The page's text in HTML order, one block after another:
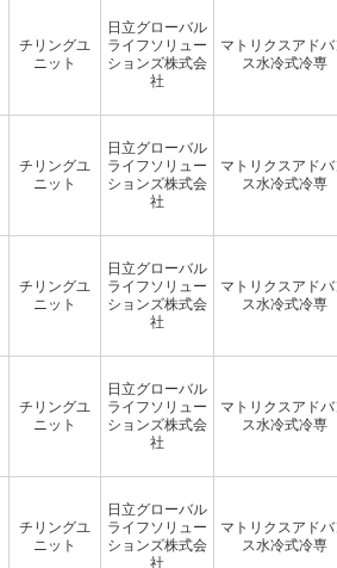
チリングユ
ニット
日立グローバル
ライフソリュー
ションズ株式会
社
マトリクスアド
ス水冷式冷専
チリングユ
ニット
日立グローバル
ライフソリュー
ションズ株式会
社
マトリクスアド
ス水冷式冷専
チリングユ
ニット
日立グローバル
ライフソリュー
ションズ株式会
社
マトリクスアド
ス水冷式冷専
チリングユ
ニット
日立グローバル
ライフソリュー
ションズ株式会
社
マトリクスアド
ス水冷式冷専
チリングユ
ニット
日立グローバル
ライフソリュー
ションズ株式会
社
マトリクスアド
ス水冷式冷専